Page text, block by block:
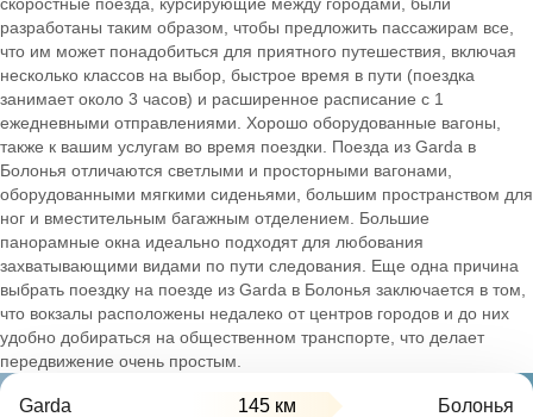
разработаны таким образом, чтобы предложить пассажирам все,
что им может понадобиться для приятного путешествия, включая
несколько классов на выбор, быстрое время в пути (поездка
занимает около 3 часов) и расширенное расписание с 1
ежедневными отправлениями. Хорошо оборудованные вагоны,
также к вашим услугам во время поездки. Поезда из Garda в
Болонья отличаются светлыми и просторными вагонами,
оборудованными мягкими сиденьями, большим пространством для
ног и вместительным багажным отделением. Большие
панорамные окна идеально подходят для любования
захватывающими видами по пути следования. Еще одна причина
выбрать поездку на поезде из Garda в Болонья заключается в том,
что вокзалы расположены недалеко от центров городов и до них
удобно добираться на общественном транспорте, что делает
передвижение очень простым.
Garda 145 км Болонья